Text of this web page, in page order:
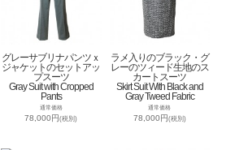
グレーサブリナパンツｘ
ジャケットのセットアッ
プスーツ
Gray Suit with Cropped
Pants
通常価格
78,000円(税別)
ラメ入りのブラック・グ
レーのツィード生地のス
カートスーツ
Skirt Suit With Black and
Gray Tweed Fabric
通常価格
78,000円(税別)